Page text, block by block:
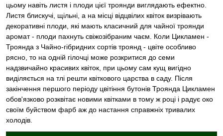
цьому навіть листя і плоди цієї троянди виглядають ефектно.
Листя блискучі, щільні, а на місці відцвілих квіток визрівають
декоративні плоди, які мають класичний для чайної троянди
аромат - плоди пахнуть свіжозібраним чаєм. Коли Цикламен -
Троянда з Чайно-гібридних сортів троянд - цвіте особливо
рясно, то на одній гілочці може розкритися до семи
надзвичайно красивих квіток, при цьому сам кущ вигідно
виділяється на тлі решти квіткового царства в саду. Після
закінчення першого періоду цвітіння бутонів Троянда Цикламен
обов'язково розквітає новими квітками в тому ж році і радує око
своїм буйством фарб аж до настання справжніх тривалих
холодів.